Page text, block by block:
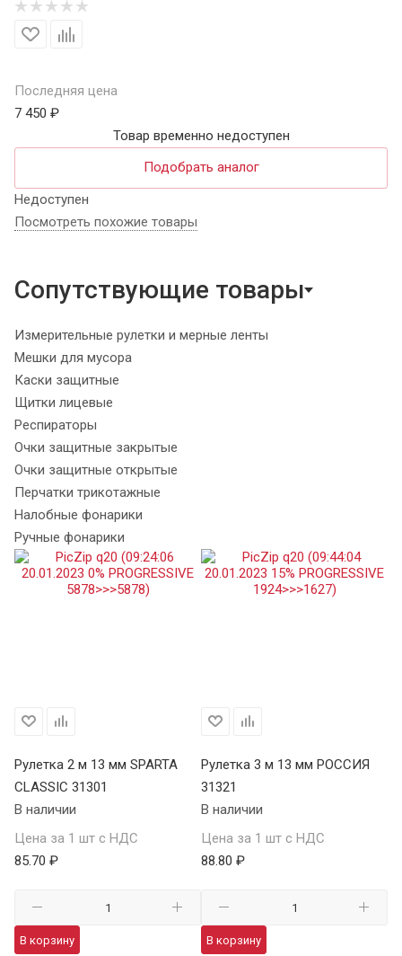
Последняя цена
7 450 ₽
Товар временно недоступен
Подобрать аналог
Недоступен
Посмотреть похожие товары
Сопутствующие товары
Измерительные рулетки и мерные ленты
Мешки для мусора
Каски защитные
Щитки лицевые
Респираторы
Очки защитные закрытые
Очки защитные открытые
Перчатки трикотажные
Налобные фонарики
Ручные фонарики
Рулетка 2 м 13 мм SPARTA
CLASSIC 31301
В наличии
Цена за 1 шт с НДС
85.70 ₽
В корзину
Рулетка 3 м 13 мм РОССИЯ
31321
В наличии
Цена за 1 шт с НДС
88.80 ₽
В корзину